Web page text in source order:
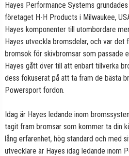
Hayes Performance Systems
företaget H-H Products i Milwaukee,
Hayes komponenter till utombordare
Hayes utveckla bromsdelar, och var
bromsok för skivbromsar som passade
Hayes gått över till att enbart tillverka
dess fokuserat på att ta fram de bästa
Powersport fordon.
Idag är Hayes ledande inom
tagit fram bromsar som kommer ta din
lång erfarenhet, hög standard och med
utvecklare är Hayes idag ledande inom